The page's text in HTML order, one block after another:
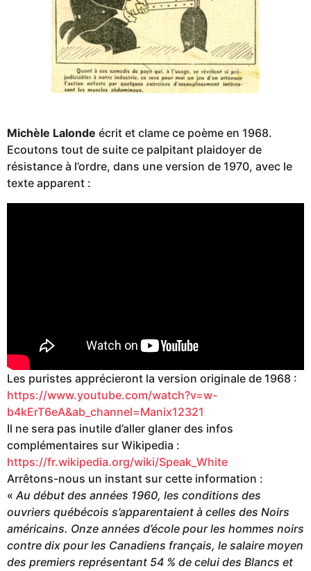
Michèle Lalonde écrit et clame ce poème en 1968.
Ecoutons tout de suite ce palpitant plaidoyer de
résistance à l’ordre, dans une version de 1970, avec le
texte apparent :
Les puristes apprécieront la version originale de 1968 :
https://www.youtube.com/watch?v=w-
b4kErT6eA&ab_channel=Manix12321
Il ne sera pas inutile d’aller glaner des infos
complémentaires sur Wikipedia :
https://fr.wikipedia.org/wiki/Speak_White
Arrêtons-nous un instant sur cette information :
«Au début des années 1960, les conditions des
ouvriers québécois s’apparentaient à celles des Noirs
américains. Onze années d’école pour les hommes noirs
contre dix pour les Canadiens français, le salaire moyen
des premiers représentant 54 % de celui des Blancs et